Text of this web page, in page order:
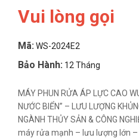
Vui lòng gọi
Mã: WS-2024E2
Bảo Hành: 12 Tháng
MÁY PHUN RỬA ÁP LỰC CAO
NƯỚC BIỂN” – LƯU LƯỢNG
NGÀNH THỦY SẢN & CÔNG
máy rửa mạnh – lưu lượng lớn